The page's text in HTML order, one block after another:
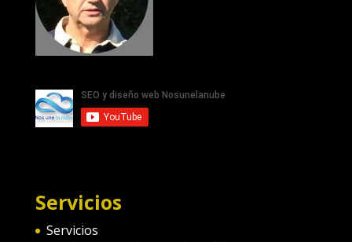
Servicios
Servicios